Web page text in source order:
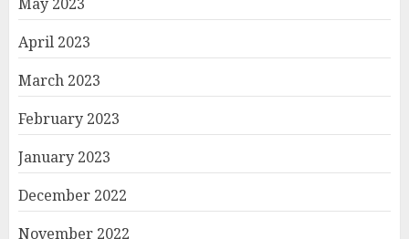
April 2023
March 2023
February 2023
January 2023
December 2022
November 2022